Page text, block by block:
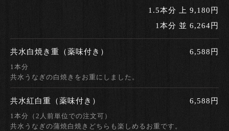
1.5本分 上 9,180円
1本分 並 6,264円
共水白焼き重（薬味付き） 6,588円
1本分
共水うなぎの白焼きをお重にしました。
共水紅白重（薬味付き） 6,588円
1本分（2人前単位での注文可）
共水うなぎの蒲焼白焼きどちらも楽しめるお重です。